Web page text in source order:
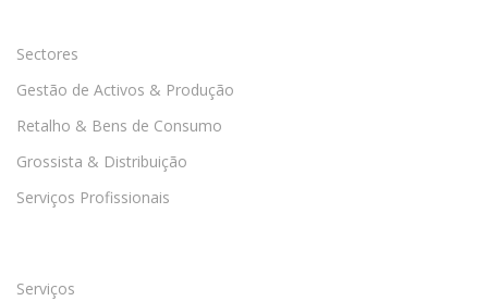
Sectores
Gestão de Activos & Produção
Retalho & Bens de Consumo
Grossista & Distribuição
Serviços Profissionais
Serviços